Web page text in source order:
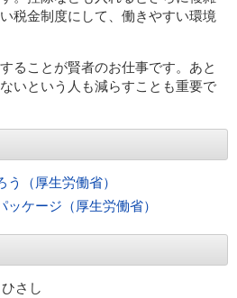
税金制度にして、働きやすい環境
ることが賢者のお仕事です。あと
いという人も減らすことも重要で
（厚生労働省）
ケージ（厚生労働省）
さし